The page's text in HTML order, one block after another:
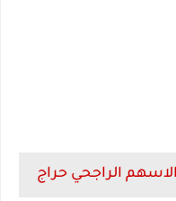
الراجحي حراج